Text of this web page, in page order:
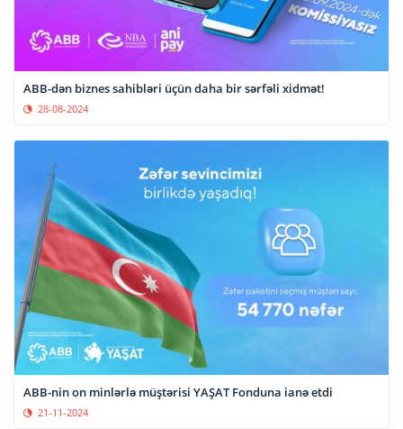
ABB-dən biznes sahibləri üçün daha bir sərfəli xidmət!
28-08-2024
ABB-nin on minlərlə müştərisi YAŞAT Fonduna ianə etdi
21-11-2024